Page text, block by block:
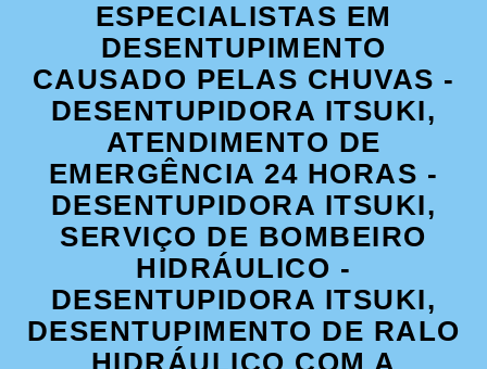
ESPECIALISTAS EM
DESENTUPIMENTO
CAUSADO PELAS CHUVAS -
DESENTUPIDORA ITSUKI,
ATENDIMENTO DE
EMERGÊNCIA 24 HORAS -
DESENTUPIDORA ITSUKI,
SERVIÇO DE BOMBEIRO
HIDRÁULICO -
DESENTUPIDORA ITSUKI,
DESENTUPIMENTO DE RALO
HIDRÁULICO COM A